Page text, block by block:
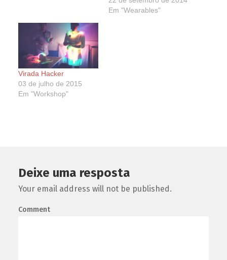
Em "Wearables"
Virada Hacker
03 de julho de 2015
Em "Workshop"
Deixe uma resposta
Your email address will not be published.
Comment